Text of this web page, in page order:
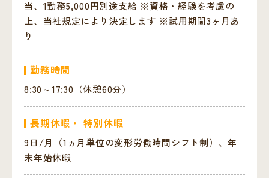
当、1勤務5,000円別途支給 ※資格・経験を考慮の
上、当社規定により決定します ※試用期間3ヶ月あ
り
勤務時間
8:30～17:30（休憩60分）
長期休暇・ 特別休暇
9日/月（1ヵ月単位の変形労働時間シフト制）、年
末年始休暇